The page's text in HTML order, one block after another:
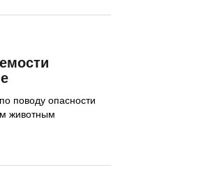
поводу опасности
животным